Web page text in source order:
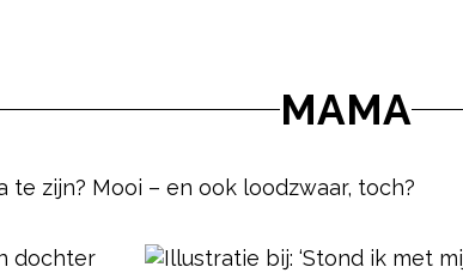
MAMA
te zijn? Mooi – en ook loodzwaar, toch?